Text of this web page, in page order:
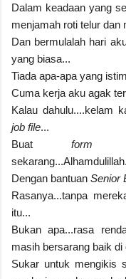
Dalam keadaan yang
menjamah roti telur dan
Dan bermulalah hari
yang biasa...
Tiada apa-apa yang
Cuma kerja aku agak
Kalau dahulu....kelam
job file...
Buat form
Dengan bantuan Senior
Rasanya...tanpa
itu...
Bukan apa...rasa
masih bersarang baik di
Sukar untuk mengikis